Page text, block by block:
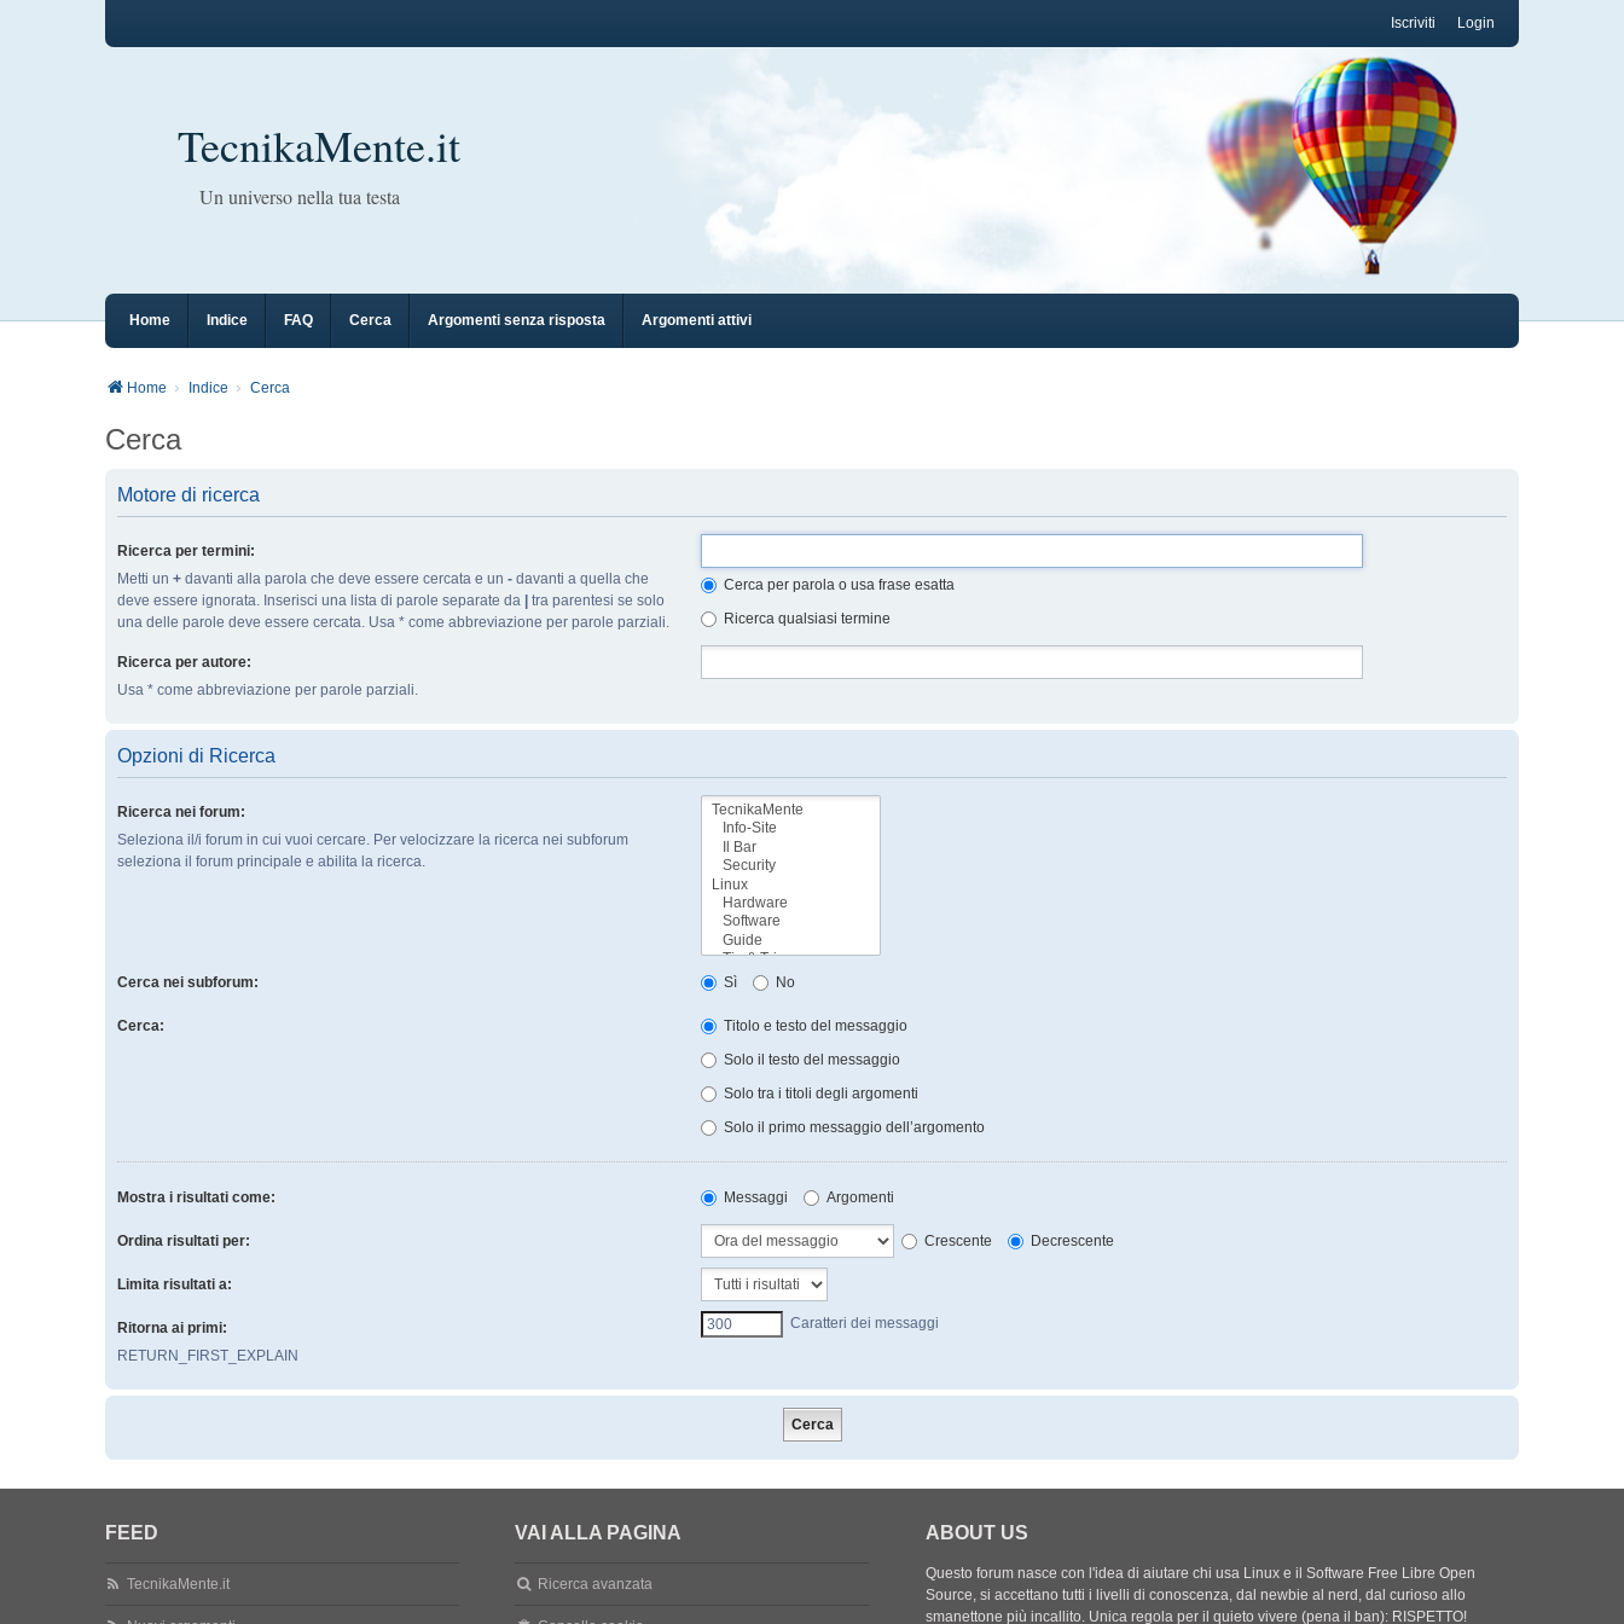
Login
Iscriviti
TecnikaMente.it
Un universo nella tua testa
Home Indice FAQ Cerca Argomenti senza risposta Argomenti attivi
Home Indice Cerca
Cerca
Motore di ricerca
Ricerca per termini:
Metti un + davanti alla parola che deve essere cercata e un - davanti a quella che
deve essere ignorata. Inserisci una lista di parole separate da
tra parentesi se solo
una delle parole deve essere cercata. Usa * come abbreviazione per parole parziali.
Cerca per parola o usa frase esatta
Ricerca qualsiasi termine
Ricerca per autore:
Usa * come abbreviazione per parole parziali.
Opzioni di Ricerca
Ricerca nei forum:
Seleziona il/i forum in cui vuoi cercare. Per velocizzare la ricerca nei subforum
seleziona il forum principale e abilita la ricerca.
Cerca nei subforum: Sì No
Cerca:
Titolo e testo del messaggio
Solo il testo del messaggio
Solo tra i titoli degli argomenti
Solo il primo messaggio dell’argomento
Mostra i risultati come: Messaggi Argomenti
Ordina risultati per: Crescente Decrescente
Limita risultati a:
Ritorna ai primi:
RETURN_FIRST_EXPLAIN
Caratteri dei messaggi
FEED
TecnikaMente.it
VAI ALLA PAGINA
Ricerca avanzata
ABOUT US
Questo forum nasce con l'idea di aiutare chi usa Linux e il Software Free Libre Open
Source, si accettano tutti i livelli di conoscenza, dal newbie al nerd, dal curioso allo
smanettone più incallito. Unica regola per il quieto vivere (pena il ban): RISPETTO!